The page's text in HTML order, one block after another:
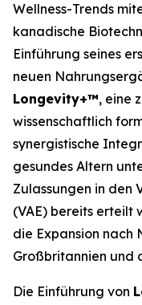
Wellness-Trends
kanadische
Einführung seines
neuen
Longevity+™, eine
wissenschaftlich
synergistische
gesundes Altern
Zulassungen in den
(VAE) bereits erteilt
die Expansion nach
Großbritannien und
Die Einführung von